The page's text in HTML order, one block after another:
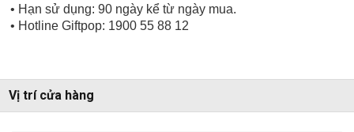
• Hạn sử dụng: 90 ngày kể từ ngày mua.
• Hotline Giftpop: 1900 55 88 12
Vị trí cửa hàng